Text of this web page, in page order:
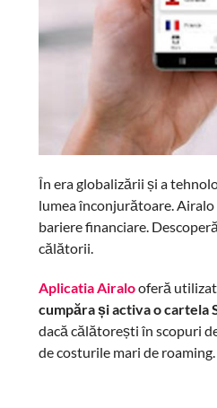
În era globalizării și a
lumea înconjurătoare.
bariere financiare.
călătorii.
Aplicatia Airalooferă
cumpăra și activa o cartela
dacă călătorești în scopuri
de costurile mari de roaming.